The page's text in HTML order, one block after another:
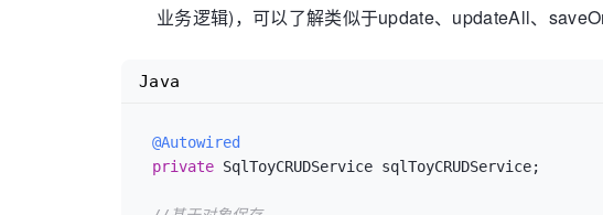
业务逻辑)，可以了解类似于update、updateAll、
@Autowired
private SqlToyCRUDService sqlToyCRUDService;
Java